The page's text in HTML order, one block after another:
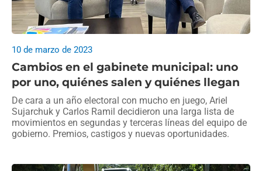
Cambios en el gabinete municipal: uno
por uno, quiénes salen y quiénes llegan
10 de marzo de 2023
De cara a un año electoral con mucho en juego, Ariel
Sujarchuk y Carlos Ramil decidieron una larga lista de
movimientos en segundas y terceras líneas del equipo de
gobierno. Premios, castigos y nuevas oportunidades.